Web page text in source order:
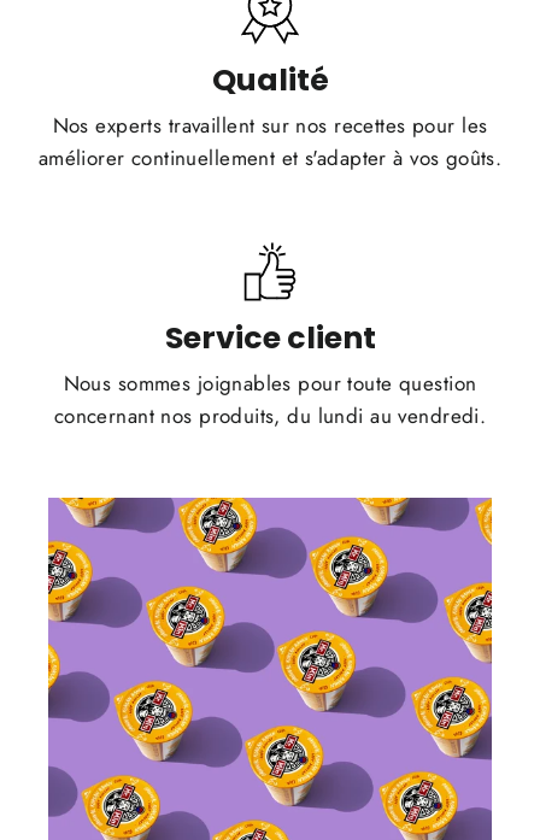
Qualité
Nos experts travaillent sur nos recettes pour les
améliorer continuellement et s'adapter à vos goûts.
Service client
Nous sommes joignables pour toute question
concernant nos produits, du lundi au vendredi.